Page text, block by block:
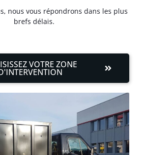
nous vous répondrons dans les plus
brefs délais.
VOTRE ZONE